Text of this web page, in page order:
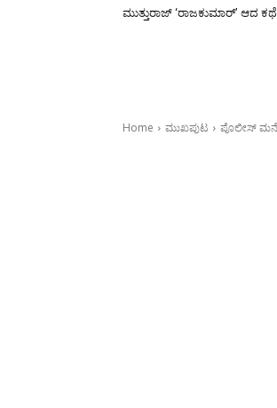
ಮುತ್ತುರಾಜ್ ‘ರಾಜಕುಮಾರ್‍’ ಆದ ಕಥೆ